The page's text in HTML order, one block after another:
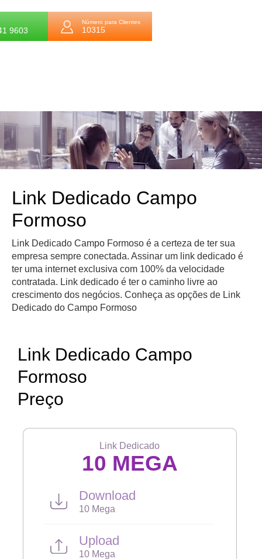
9603
Número para Clientes
10315
Link Dedicado Campo
Formoso
Link Dedicado Campo Formoso é a certeza de ter sua
empresa sempre conectada. Assinar um link dedicado é
ter uma internet exclusiva com 100% da velocidade
contratada. Link dedicado é ter o caminho livre ao
crescimento dos negócios. Conheça as opções de Link
Dedicado do Campo Formoso
Link Dedicado Campo
Formoso
Preço
Link Dedicado
10 MEGA
Download
10 Mega
Upload
10 Mega